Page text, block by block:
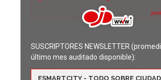
SUSCRIPTORES NEWSLETTER
último mes auditado disponible):